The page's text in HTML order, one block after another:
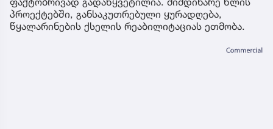
პროექტებში, განსაკუთრებული ყურადღება,
წყალარინების ქსელის რეაბილიტაციას ეთმობა.